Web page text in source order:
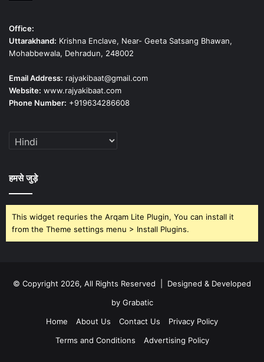
Office:
Uttarakhand: Krishna Enclave, Near- Geeta Satsang Bhawan,
Mohabbewala, Dehradun, 248002
Email Address: rajyakibaat@gmail.com
Website: www.rajyakibaat.com
Phone Number: +919634286608
हमसे जुड़े
This widget requries the Arqam Lite Plugin, You can install it
from the Theme settings menu > Install Plugins.
© Copyright 2026, All Rights Reserved | Designed & Developed
by Grabatic
Home
About Us Contact Us
Privacy Policy
Terms and Conditions
Advertising Policy